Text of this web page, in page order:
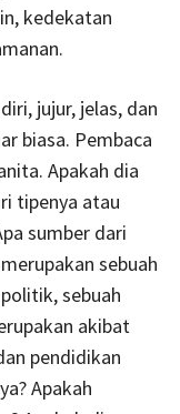
kedekatan
jujur, jelas, dan
biasa. Pembaca
Apakah dia
tipenya atau
sumber dari
sebuah
sebuah
akibat
pendidikan
Apakah